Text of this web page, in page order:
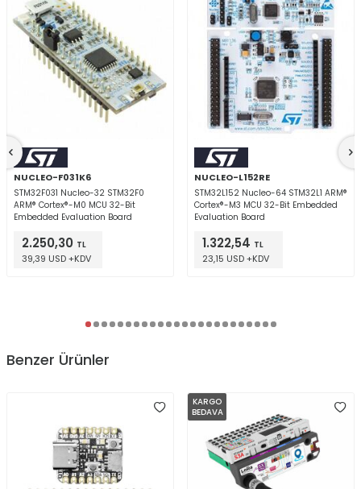
NUCLEO-F031K6
STM32F031 Nucleo-32 STM32F0
ARM® Cortex®-M0 MCU 32-Bit
Embedded Evaluation Board
2.250,30 TL
39,39 USD +KDV
NUCLEO-L152RE
STM32L152 Nucleo-64 STM32L1 ARM®
Cortex®-M3 MCU 32-Bit Embedded
Evaluation Board
1.322,54 TL
23,15 USD +KDV
Benzer Ürünler
KARGO
BEDAVA